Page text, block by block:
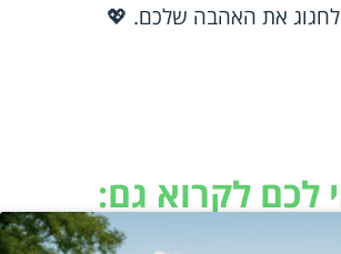
את האהבה שלכם. 💖
לכם לקרוא גם: